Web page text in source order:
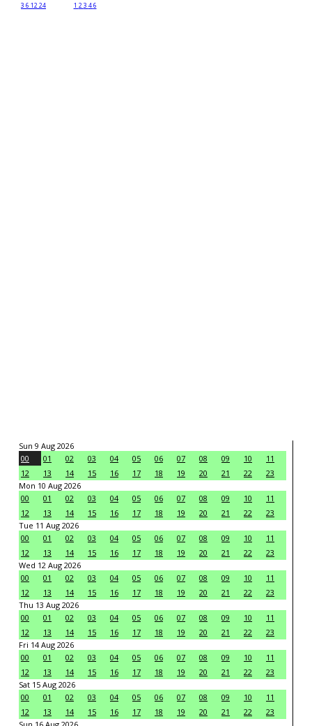
3 6 1224
1 23 46
Sun 9 Aug 2026
00
01 02 03 04 05 06 07 08 09 10
11
12
13 14 15 16 17 18 19 20 21 22
23
Mon 10 Aug 2026
00
01 02 03 04 05 06 07 08 09 10
11
12
13 14 15 16 17 18 19 20 21 22
23
Tue 11 Aug 2026
00
01 02 03 04 05 06 07 08 09 10
11
12
13 14 15 16 17 18 19 20 21 22
23
Wed 12 Aug 2026
00
01 02 03 04 05 06 07 08 09 10
11
12
13 14 15 16 17 18 19 20 21 22
23
Thu 13 Aug 2026
00
01 02 03 04 05 06 07 08 09 10
11
12
13 14 15 16 17 18 19 20 21 22
23
Fri 14 Aug 2026
00
01 02 03 04 05 06 07 08 09 10
11
12
13 14 15 16 17 18 19 20 21 22
23
Sat 15 Aug 2026
00
01 02 03 04 05 06 07 08 09 10
11
12
13 14 15 16 17 18 19 20 21 22
23